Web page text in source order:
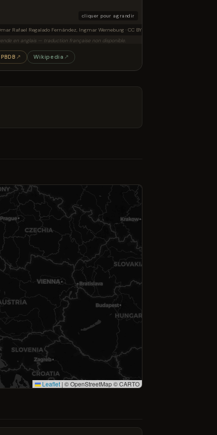
cliquer pour agrandir
of Tuebingosaurus maierfritzorum gen. et sp. nov. as a quadruped
Rafael Regalado Fernández, Ingmar Werneburg · CC BY 4.0 · Wikimedia
en anglais — traduction française non disponible.
PBDB ↗ Wikipedia ↗
Leaflet | © OpenStreetMap © CARTO